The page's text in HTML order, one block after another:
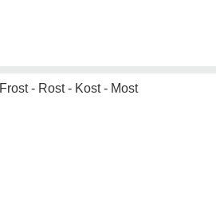
Frost - Rost - Kost - Most